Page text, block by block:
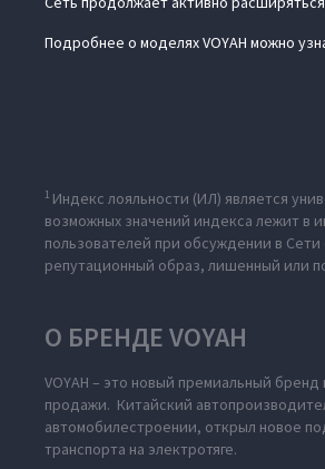
Подробнее о моделях VOYAH можно
1 Индекс лояльности (ИЛ) является
возможных значений индекса лежит в
пользователей при обсуждении в
репутационный образ, лишенный или
О БРЕНДЕ VOYAH
VOYAH – это новый премиальный
продажи. Китайский
автомобилестроении, открыл новое
транспорта на электротяге.